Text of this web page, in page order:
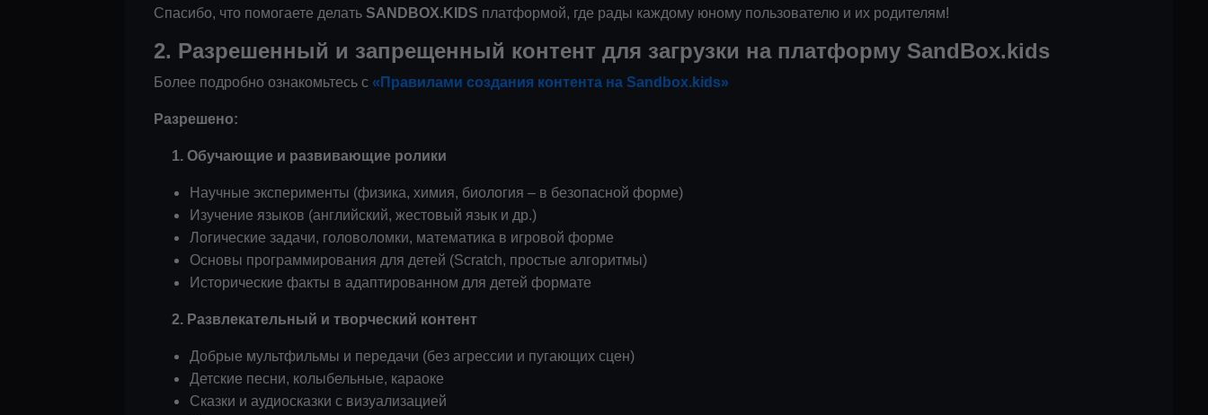
Спасибо, что помогаете делать SANDBOX.KIDS платформой, где рады каждому юному пользователю и их родителям!
2. Разрешенный и запрещенный контент для загрузки на платформу SandBox.kids
Более подробно ознакомьтесь с «Правилами создания контента на Sandbox.kids»
Разрешено:
1. Обучающие и развивающие ролики
Научные эксперименты (физика, химия, биология – в безопасной форме)
Изучение языков (английский, жестовый язык и др.)
Логические задачи, головоломки, математика в игровой форме
Основы программирования для детей (Scratch, простые алгоритмы)
Исторические факты в адаптированном для детей формате
2. Развлекательный и творческий контент
Добрые мультфильмы и передачи (без агрессии и пугающих сцен)
Детские песни, колыбельные, караоке
Сказки и аудиосказки с визуализацией